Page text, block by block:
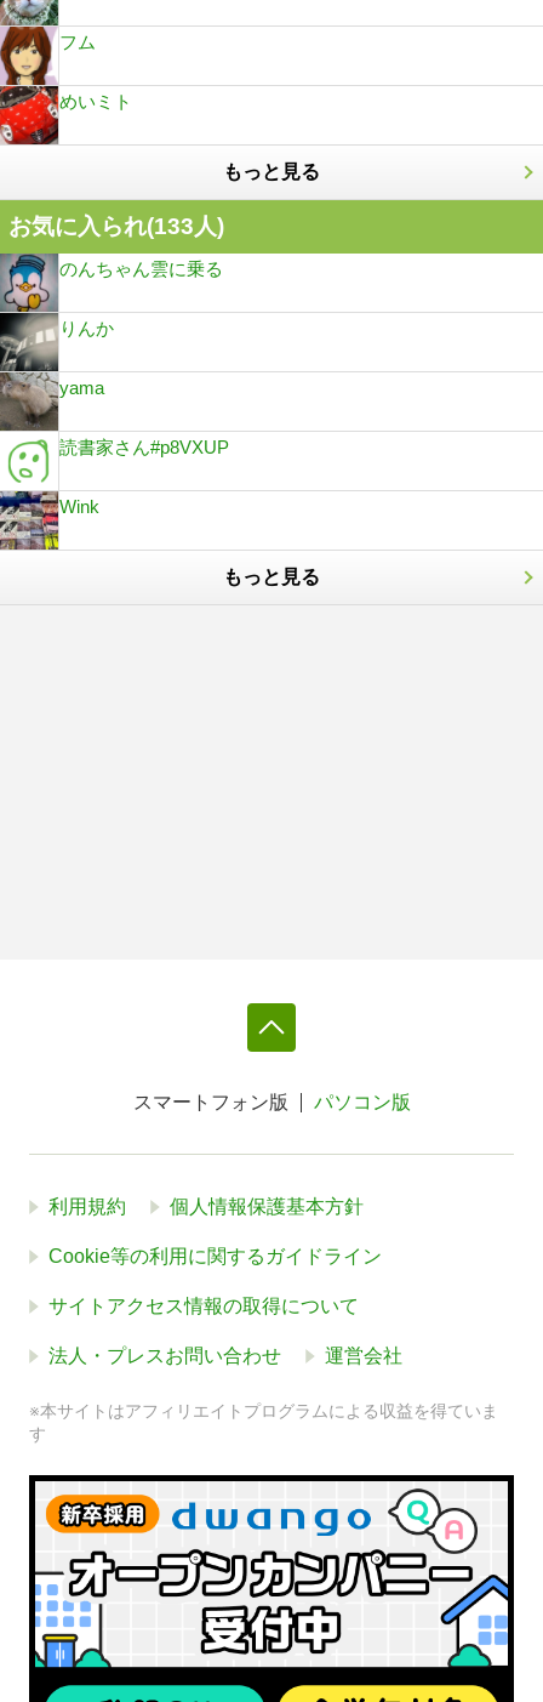
フム
めいミト
もっと見る
お気に入られ(133人)
のんちゃん雲に乗る
りんか
yama
読書家さん#p8VXUP
Wink
もっと見る
スマートフォン版 パソコン版
利用規約 個人情報保護基本方針
Cookie等の利用に関するガイドライン
サイトアクセス情報の取得について
法人・プレスお問い合わせ 運営会社
※本サイトはアフィリエイトプログラムによる収益を得ていま
す